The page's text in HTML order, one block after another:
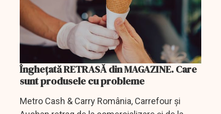
Înghețată RETRASĂ din MAGAZINE. Care
sunt produsele cu probleme
Metro Cash & Carry România, Carrefour şi